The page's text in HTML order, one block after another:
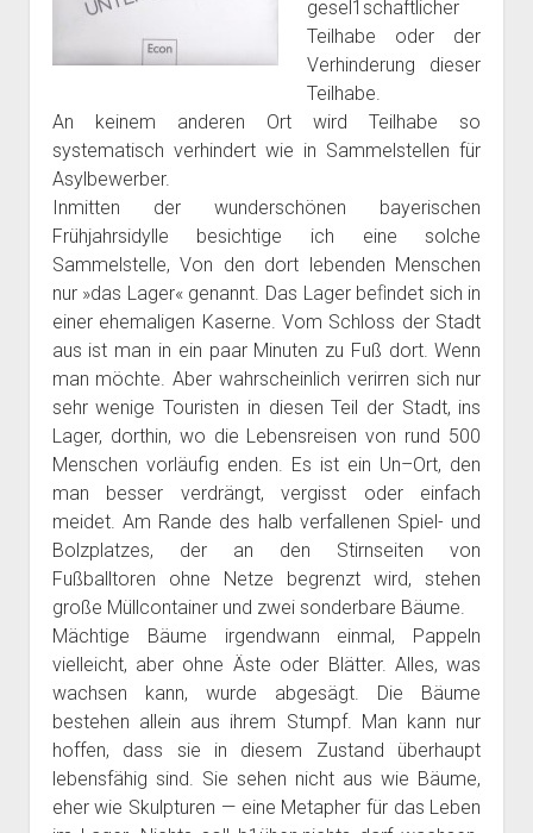
gesel1schaftlicher
Teilhabe oder der
Verhinderung dieser
Teilhabe.
An keinem anderen Ort wird Teilhabe so
systematisch verhindert wie in Sammelstellen für
Asylbewerber.
Inmitten der wunderschönen bayerischen
Frühjahrsidylle besichtige ich eine solche
Sammelstelle, Von den dort lebenden Menschen
nur »das Lager« genannt. Das Lager beﬁndet sich in
einer ehemaligen Kaserne. Vom Schloss der Stadt
aus ist man in ein paar Minuten zu Fuß dort. Wenn
man möchte. Aber wahrscheinlich verirren sich nur
sehr wenige Touristen in diesen Teil der Stadt, ins
Lager, dorthin, wo die Lebensreisen von rund 500
Menschen vorläufig enden. Es ist ein Un–Ort, den
man besser verdrängt, vergisst oder einfach
meidet. Am Rande des halb verfallenen Spiel- und
Bolzplatzes, der an den Stirnseiten von
Fußballtoren ohne Netze begrenzt wird, stehen
große Müllcontainer und zwei sonderbare Bäume.
Mächtige Bäume irgendwann einmal, Pappeln
vielleicht, aber ohne Äste oder Blätter. Alles, was
wachsen kann, wurde abgesägt. Die Bäume
bestehen allein aus ihrem Stumpf. Man kann nur
hoffen, dass sie in diesem Zustand überhaupt
lebensfähig sind. Sie sehen nicht aus wie Bäume,
eher wie Skulpturen — eine Metapher für das Leben